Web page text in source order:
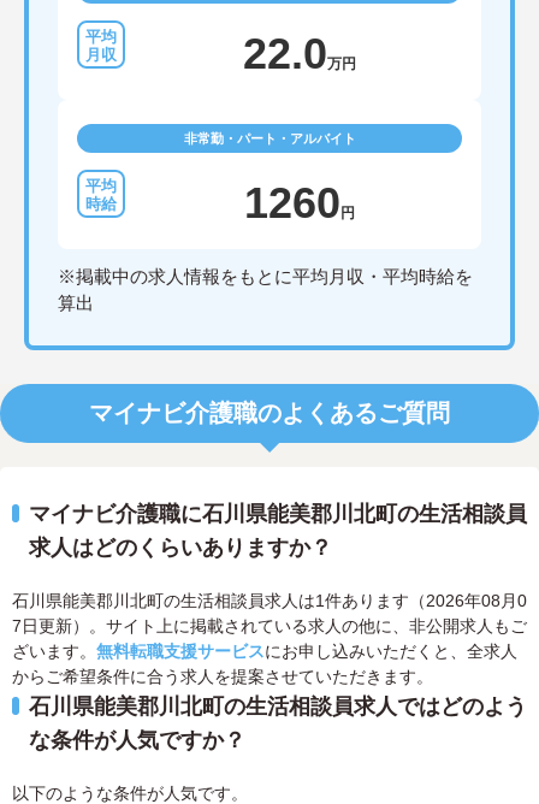
22.0万円
非常勤・パート・アルバイト
1260 円
※掲載中の求人情報をもとに平均月収・平均時給を
算出
マイナビ介護職のよくあるご質問
マイナビ介護職に石川県能美郡川北町の生活相談員
求人はどのくらいありますか？
石川県能美郡川北町の生活相談員求人は1件あります（2026年08月0
7日更新）。サイト上に掲載されている求人の他に、非公開求人もご
ざいます。 無料転職支援サービスにお申し込みいただくと、全求人
からご希望条件に合う求人を提案させていただきます。
石川県能美郡川北町の生活相談員求人ではどのよう
な条件が人気ですか？
以下のような条件が人気です。